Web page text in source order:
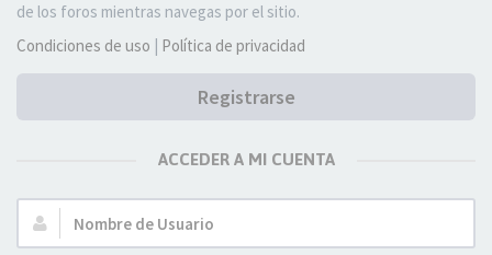
de los foros mientras navegas por el sitio.
Condiciones de uso | Política de privacidad
Registrarse
ACCEDER A MI CUENTA
Nombre
de